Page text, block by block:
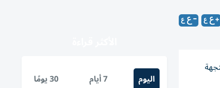
اليوم 7 أيام 30 يومًا